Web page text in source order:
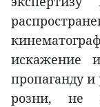
искажение
пропаганду
розни, не